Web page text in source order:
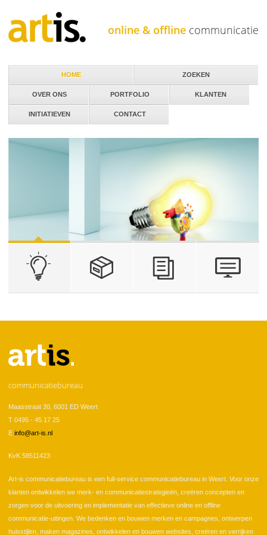
online & offline communicatie
HOME
OVER ONS PORTFOLIO KLANTEN
INITIATIEVEN CONTACT
ZOEKEN
communicatiebureau
Maasstraat 30, 6001 ED Weert
T 0495 - 45 17 25
E info@art-is.nl
KvK 58511423
Art-is communicatiebureau is een full-service communicatiebureau in Weert. Voor onze
klanten ontwikkelen we merk- en communicatiestrategieën, creëren concepten en
zorgen voor de uitvoering en implementatie van effectieve online en offline
communicatie-uitingen. We bedenken en bouwen merken en campagnes, ontwerpen
huisstijlen, maken magazines, ontwikkelen en bouwen websites, creëren en verrijken